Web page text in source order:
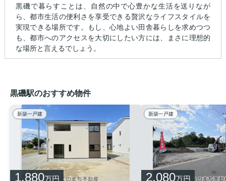
黒磯で暮らすことは、自然の中で心豊かな生活を送りなが
ら、都市生活の便利さを享受できる贅沢なライフスタイルを
実現できる場所です。もし、心地よい田舎暮らしを求めつつ
も、都市へのアクセスを大切にしたい方には、まさに理想的
な場所と言えるでしょう。
黒磯駅のおすすめ物件
新築一戸建
1,880万円
新築一戸建
2,080万円